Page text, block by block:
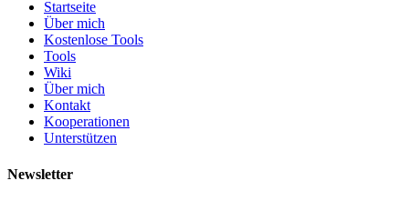
Startseite
Über mich
Kostenlose Tools
Tools
Wiki
Über mich
Kontakt
Kooperationen
Unterstützen
Newsletter